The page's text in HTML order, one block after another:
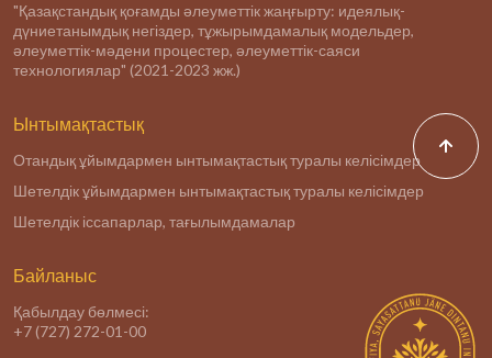
"Қазақстандық қоғамды әлеуметтік жаңғырту: идеялық-
дүниетанымдық негіздер, тұжырымдамалық модельдер,
әлеуметтік-мәдени процестер, әлеуметтік-саяси
технологиялар" (2021-2023 жж.)
Ынтымақтастық
Отандық ұйымдармен ынтымақтастық туралы келісімдер
Шетелдік ұйымдармен ынтымақтастық туралы келісімдер
Шетелдік іссапарлар, тағылымдамалар
Байланыс
Қабылдау бөлмесі:
+7 (727) 272-01-00